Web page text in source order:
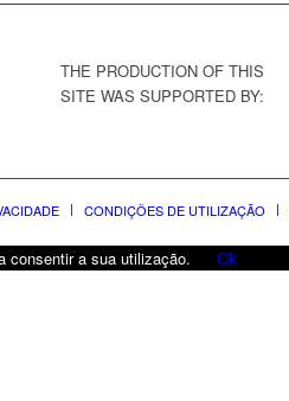
THE PRODUCTION OF THIS
SITE WAS SUPPORTED BY:
CONDIÇÕES DE UTILIZAÇÃO
consentir a sua utilização. Ok